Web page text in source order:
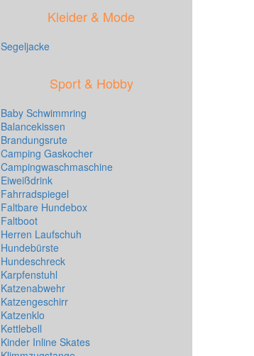
Kleider & Mode
Segeljacke
Sport & Hobby
Baby Schwimmring
Balancekissen
Brandungsrute
Camping Gaskocher
Campingwaschmaschine
Eiweißdrink
Fahrradspiegel
Faltbare Hundebox
Faltboot
Herren Laufschuh
Hundebürste
Hundeschreck
Karpfenstuhl
Katzenabwehr
Katzengeschirr
Katzenklo
Kettlebell
Kinder Inline Skates